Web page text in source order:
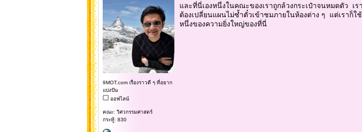
9MOT.com เรื่องราวดี ๆ ที่อยาก
แบ่งปัน
ออฟไลน์
คณะ: วิศวกรรมศาสตร์
กระทู้: 830
และที่นี่เองหนึ่งในคณะของเราถูกล้วงกระเป๋าจนหมดตัว เ
ต้องเปลี่ยนแผนไม่ซ้ำตั๋วเข้าชมภายในห้องต่าง ๆ แต่เราก็
หนึ่งของความยิ่งใหญ่ของที่นี่